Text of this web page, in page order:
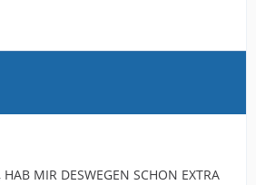
MIR DESWEGEN SCHON EXTRA